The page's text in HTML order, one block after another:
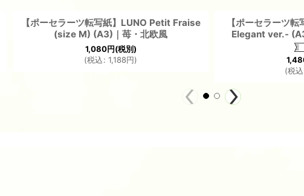
【ポーセラーツ転写紙】LUNO Petit Fraise
(size M) (A3)｜苺・北欧風
1,080円(税別)
(税込: 1,188円)
【ポーセラーツ
Elegant ver.-
(税込